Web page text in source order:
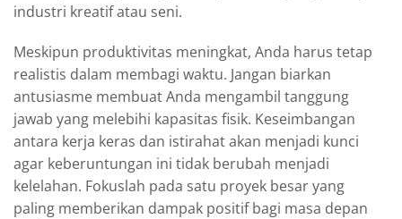
industri kreatif atau seni.
Meskipun produktivitas meningkat, Anda harus tetap
realistis dalam membagi waktu. Jangan biarkan
antusiasme membuat Anda mengambil tanggung
jawab yang melebihi kapasitas fisik. Keseimbangan
antara kerja keras dan istirahat akan menjadi kunci
agar keberuntungan ini tidak berubah menjadi
kelelahan. Fokuslah pada satu proyek besar yang
paling memberikan dampak positif bagi masa depan